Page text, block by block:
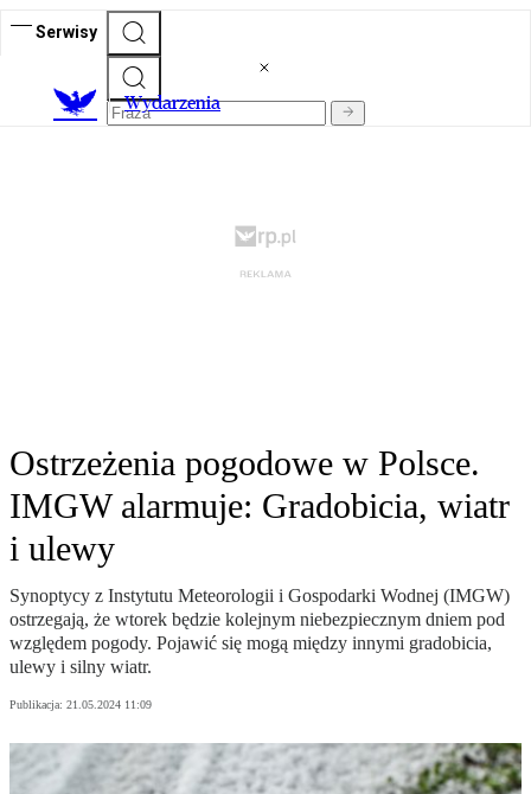
Serwisy
Wydarzenia
Ostrzeżenia pogodowe w Polsce.
IMGW alarmuje: Gradobicia, wiatr
i ulewy
Synoptycy z Instytutu Meteorologii i Gospodarki Wodnej (IMGW)
ostrzegają, że wtorek będzie kolejnym niebezpiecznym dniem pod
względem pogody. Pojawić się mogą między innymi gradobicia,
ulewy i silny wiatr.
Publikacja: 21.05.2024 11:09